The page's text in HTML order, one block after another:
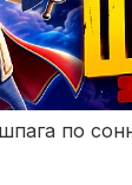
по